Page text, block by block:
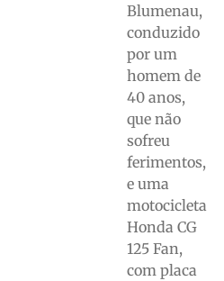
Blumenau,
conduzido
por um
homem de
40 anos,
que não
sofreu
ferimentos,
e uma
motocicleta
Honda CG
125 Fan,
com placa